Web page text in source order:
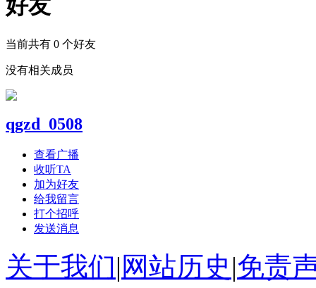
好友
当前共有 0 个好友
没有相关成员
qgzd_0508
查看广播
收听TA
加为好友
给我留言
打个招呼
发送消息
关于我们| 网站历史 |免责